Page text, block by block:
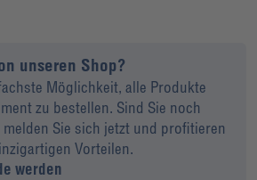
unseren Shop?
Möglichkeit, alle Produkte
zu bestellen. Sind Sie noch
melden Sie sich jetzt und profitieren
Vorteilen.
werden